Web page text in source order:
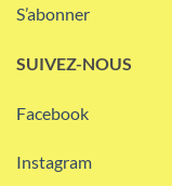
S’abonner
SUIVEZ-NOUS
Facebook
Instagram